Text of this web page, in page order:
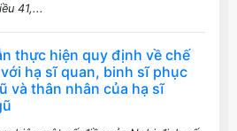
diện miễn hay tạm hoãn gọi